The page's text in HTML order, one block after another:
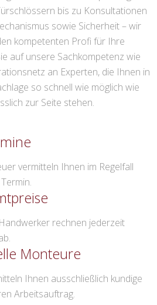
bis zu Konsultationen
sowie Sicherheit – wir
kompetenten Profi für Ihre
auf unsere Sachkompetenz wie
an Experten, die Ihnen in
so schnell wie möglich wie
zur Seite stehen.
vermitteln Ihnen im Regelfall
rechnen jederzeit
Monteure
Ihnen ausschließlich kundige
Arbeitsauftrag.